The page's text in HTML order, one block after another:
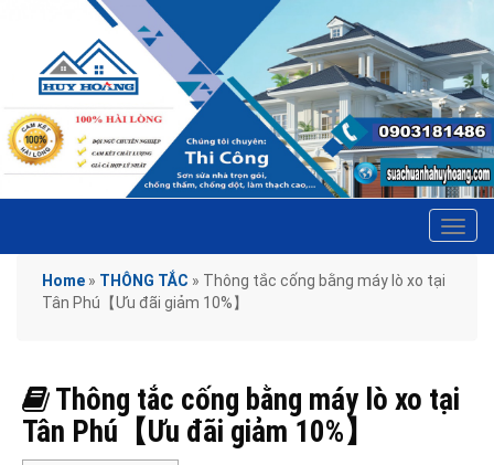
Home » THÔNG TẮC » Thông tắc cống bằng máy lò xo tại
Tân Phú【Ưu đãi giảm 10%】
Thông tắc cống bằng máy lò xo tại
Tân Phú【Ưu đãi giảm 10%】